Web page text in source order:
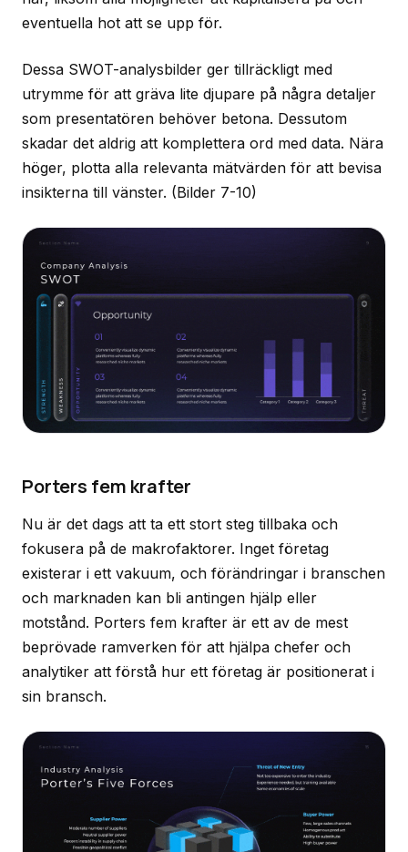
eventuella hot att se upp för.
Dessa SWOT-analysbilder ger tillräckligt med
utrymme för att gräva lite djupare på några detaljer
som presentatören behöver betona. Dessutom
skadar det aldrig att komplettera ord med data. Nära
höger, plotta alla relevanta mätvärden för att bevisa
insikterna till vänster. (Bilder 7-10)
Porters fem krafter
Nu är det dags att ta ett stort steg tillbaka och
fokusera på de makrofaktorer. Inget företag
existerar i ett vakuum, och förändringar i branschen
och marknaden kan bli antingen hjälp eller
motstånd. Porters fem krafter är ett av de mest
beprövade ramverken för att hjälpa chefer och
analytiker att förstå hur ett företag är positionerat i
sin bransch.